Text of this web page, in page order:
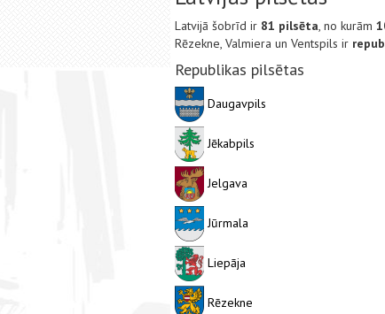
Latvijā šobrīd ir 81 pilsēta, no kurām
Rēzekne, Valmiera un Ventspils ir
Republikas pilsētas
Daugavpils
Jēkabpils
Jelgava
Jūrmala
Liepāja
Rēzekne